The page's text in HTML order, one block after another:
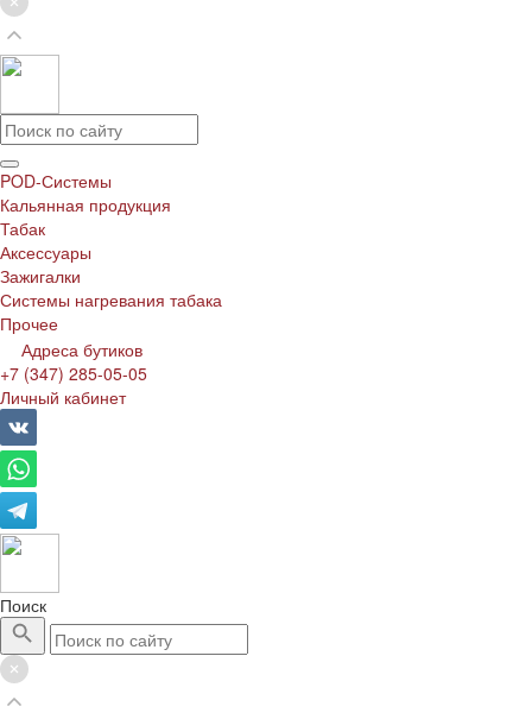
POD-Системы
Кальянная продукция
Табак
Аксессуары
Зажигалки
Системы нагревания табака
Прочее
Адреса бутиков
+7 (347) 285-05-05
Личный кабинет
Поиск